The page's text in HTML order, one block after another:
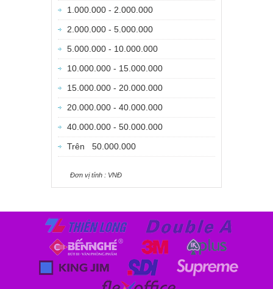
1.000.000 - 2.000.000
2.000.000 - 5.000.000
5.000.000 - 10.000.000
10.000.000 - 15.000.000
15.000.000 - 20.000.000
20.000.000 - 40.000.000
40.000.000 - 50.000.000
Trên 50.000.000
Ðơn vị tính : VNÐ